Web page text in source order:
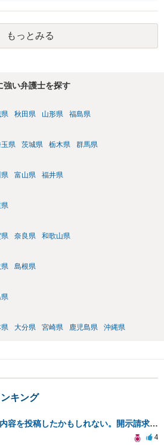
示請求もできることが多いので、少しで
ルートで開示請求が行われることが多い
からの口コミ投稿の場合、開示請求者は
いる（ただし証拠による裏付けか必要な
もっとみる
強い弁護士を探す
秋田県 山形県 福島県
県 茨城県 栃木県 群馬県
富山県 福井県
奈良県 和歌山県
島根県
大分県 宮崎県 鹿児島県 沖縄県
キング
誹謗中傷に当たる内容を投稿したかもしれない。開示請求や民事刑事裁判に発展しうるのか教えて欲しい。
4